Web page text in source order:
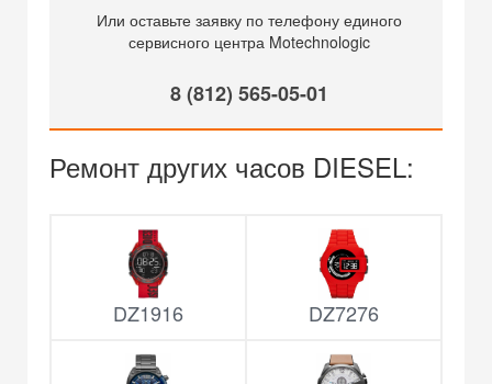
Или оставьте заявку по телефону единого
сервисного центра Motechnologic
8 (812) 565-05-01
Ремонт других часов DIESEL:
DZ1916 DZ7276